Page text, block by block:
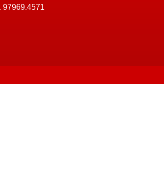
97969.4571